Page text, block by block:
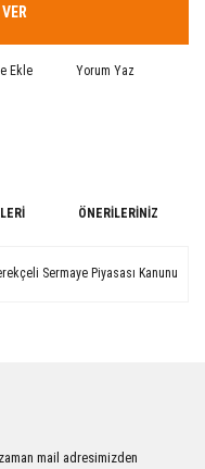
Yorum Yaz
ÖNERILERINIZ
Sermaye Piyasası Kanunu
mail adresimizden